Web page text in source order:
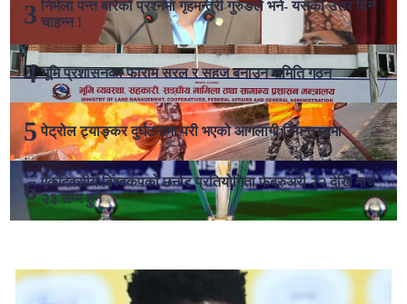
निर्मला पन्त बारेको प्रश्नमा गृहमन्त्री गुरुङले भने- यसको उत्तर दिन
चाहन्न !
भूमि प्रशासनका फाराम सरल र सहज बनाउन समिति गठन
पेट्रोल ट्याङ्कर दुर्घटनामा परी भएको आगलागी नियन्त्रणमा
एकदिवसीय विश्वकपको छनोट प्रतियोगिता फेब्रुअरी २२ देखि मार्च
२३ सम्म हुने